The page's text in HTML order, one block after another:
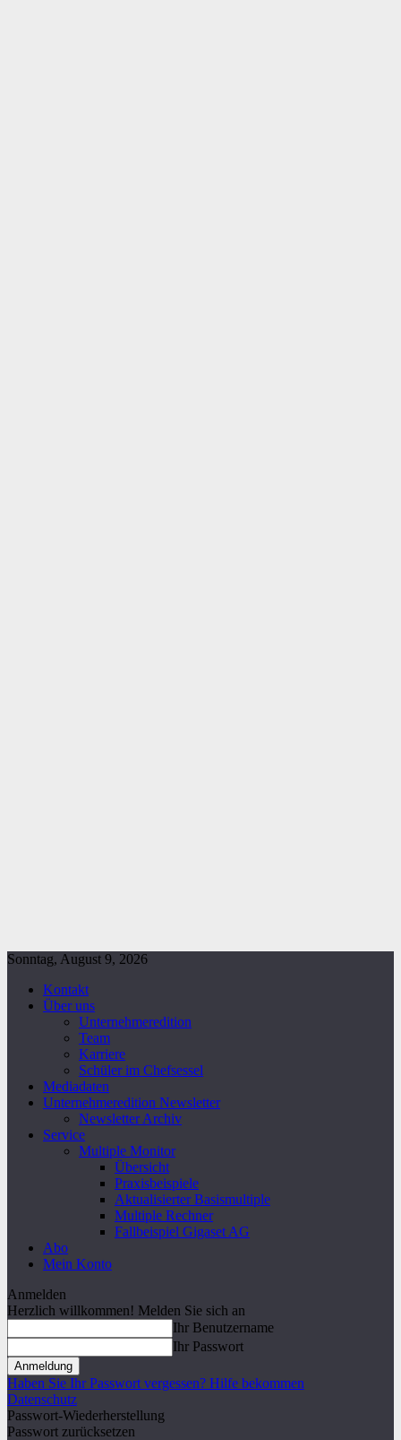
Sonntag, August 9, 2026
Kontakt
Über uns
Unternehmeredition
Team
Karriere
Schüler im Chefsessel
Mediadaten
Unternehmeredition Newsletter
Newsletter Archiv
Service
Multiple Monitor
Übersicht
Praxisbeispiele
Aktualisierter Basismultiple
Multiple Rechner
Fallbeispiel Gigaset AG
Abo
Mein Konto
Anmelden
Herzlich willkommen! Melden Sie sich an
Ihr Benutzername
Ihr Passwort
Haben Sie Ihr Passwort vergessen? Hilfe bekommen
Datenschutz
Passwort-Wiederherstellung
Passwort zurücksetzen